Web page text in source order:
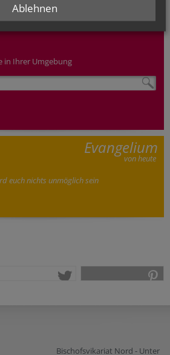
in Ihrer Umgebung
Evangelium
von heute
euch nichts unmöglich sein
Bischofsvikariat Nord - Unter
Ablehnen